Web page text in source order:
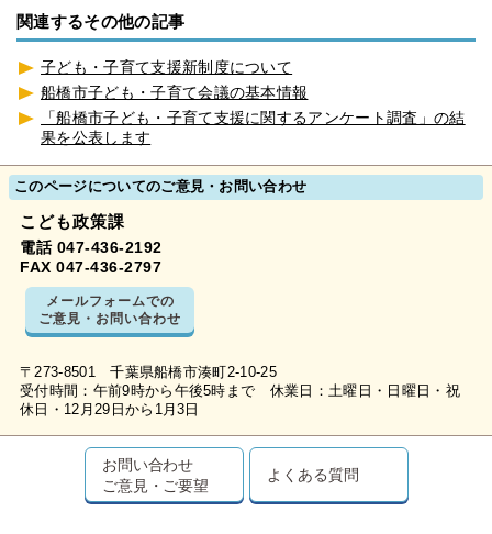
関連するその他の記事
子ども・子育て支援新制度について
船橋市子ども・子育て会議の基本情報
「船橋市子ども・子育て支援に関するアンケート調査」の結
果を公表します
このページについてのご意見・お問い合わせ
こども政策課
電話 047-436-2192
FAX 047-436-2797
メールフォームでの
ご意見・お問い合わせ
〒273-8501 千葉県船橋市湊町2-10-25
受付時間：午前9時から午後5時まで 休業日：土曜日・日曜日・祝
休日・12月29日から1月3日
お問い合わせ
ご意見・ご要望
よくある質問